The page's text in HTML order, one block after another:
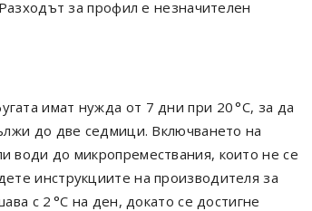
за профил е незначителен
имат нужда от 7 дни при 20 °C, за да
до две седмици. Включването на
води до микропремествания, които не се
инструкциите на производителя за
с 2 °C на ден, докато се достигне